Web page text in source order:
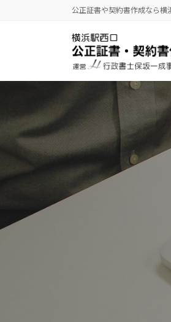
キ
に
公正証書や契約書作成なら